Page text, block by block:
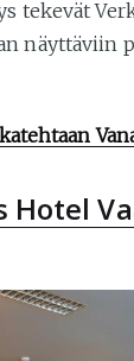
tekevät
näyttäviin
Hotel